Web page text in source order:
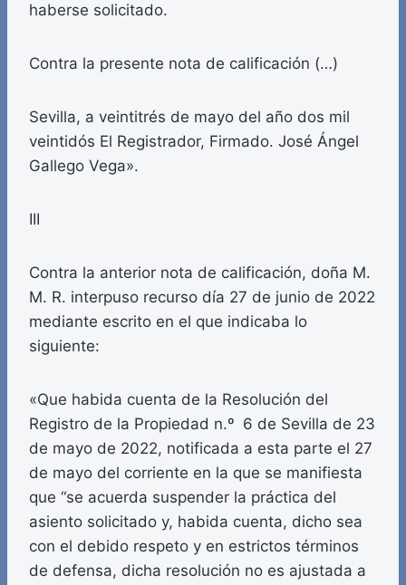
haberse solicitado.
Contra la presente nota de calificación (…)
Sevilla, a veintitrés de mayo del año dos mil
veintidós El Registrador, Firmado. José Ángel
Gallego Vega».
III
Contra la anterior nota de calificación, doña M.
M. R. interpuso recurso día 27 de junio de 2022
mediante escrito en el que indicaba lo
siguiente:
«Que habida cuenta de la Resolución del
Registro de la Propiedad n.º 6 de Sevilla de 23
de mayo de 2022, notificada a esta parte el 27
de mayo del corriente en la que se manifiesta
que “se acuerda suspender la práctica del
asiento solicitado y, habida cuenta, dicho sea
con el debido respeto y en estrictos términos
de defensa, dicha resolución no es ajustada a